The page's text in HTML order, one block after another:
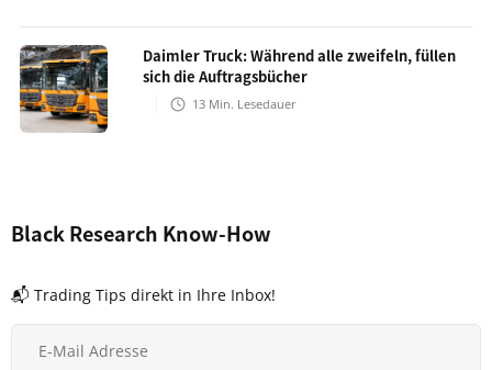
Daimler Truck: Während alle zweifeln, füllen
sich die Auftragsbücher
13 Min. Lesedauer
Black Research Know-How
📬 Trading Tips direkt in Ihre Inbox!